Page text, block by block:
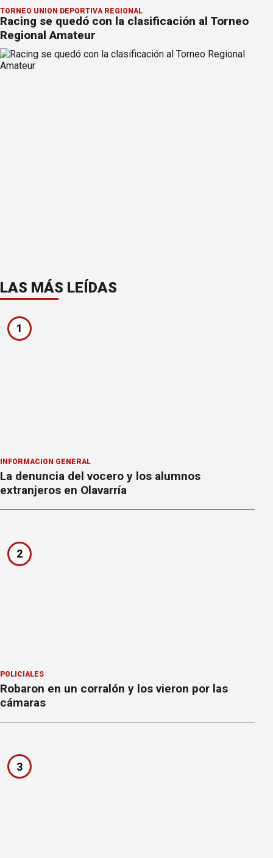
TORNEO UNIÓN DEPORTIVA REGIONAL
Racing se quedó con la clasificación al Torneo
Regional Amateur
LAS MÁS LEÍDAS
1
INFORMACION GENERAL
La denuncia del vocero y los alumnos
extranjeros en Olavarría
2
POLICIALES
Robaron en un corralón y los vieron por las
cámaras
3